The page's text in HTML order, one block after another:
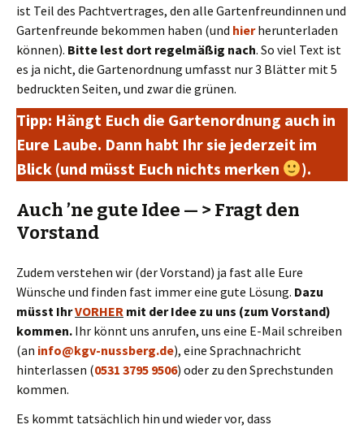
ist Teil des Pachtvertrages, den alle Gartenfreundinnen und
Gartenfreunde bekommen haben (und hierherunterladen
können). Bitte lest dort regelmäßig nach. So viel Text ist
es ja nicht, die Gartenordnung umfasst nur 3 Blätter mit 5
bedruckten Seiten, und zwar die grünen.
Tipp: Hängt Euch die Gartenordnung auch in
Eure Laube. Dann habt Ihr sie jederzeit im
Blick (und müsst Euch nichts merken
).
Auch ’ne gute Idee — > Fragt den
Vorstand
Zudem verstehen wir (der Vorstand) ja fast alle Eure
Wünsche und finden fast immer eine gute Lösung. Dazu
müsst IhrVORHER mit der Idee zu uns (zum Vorstand)
kommen. Ihr könnt uns anrufen, uns eine E-Mail schreiben
(an info@kgv-nussberg.de), eine Sprachnachricht
hinterlassen (0531 3795 9506) oder zu den Sprechstunden
kommen.
Es kommt tatsächlich hin und wieder vor, dass